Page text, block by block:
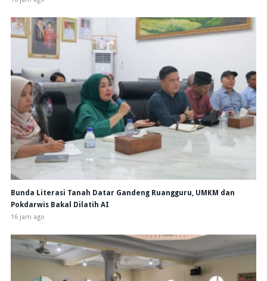
Bunda Literasi Tanah Datar Gandeng Ruangguru, UMKM dan
Pokdarwis Bakal Dilatih AI
16 jam ago